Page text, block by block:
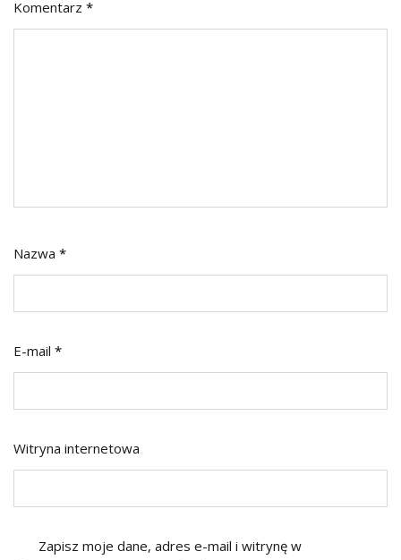
Komentarz *
Nazwa *
E-mail *
Witryna internetowa
Zapisz moje dane, adres e-mail i witrynę w